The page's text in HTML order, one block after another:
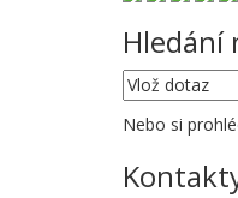
Hledání
Nebo si